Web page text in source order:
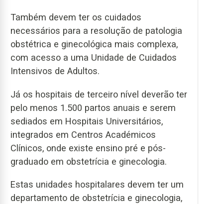
Também devem ter os cuidados
necessários para a resolução de patologia
obstétrica e ginecológica mais complexa,
com acesso a uma Unidade de Cuidados
Intensivos de Adultos.
Já os hospitais de terceiro nível deverão ter
pelo menos 1.500 partos anuais e serem
sediados em Hospitais Universitários,
integrados em Centros Académicos
Clínicos, onde existe ensino pré e pós-
graduado em obstetrícia e ginecologia.
Estas unidades hospitalares devem ter um
departamento de obstetrícia e ginecologia,